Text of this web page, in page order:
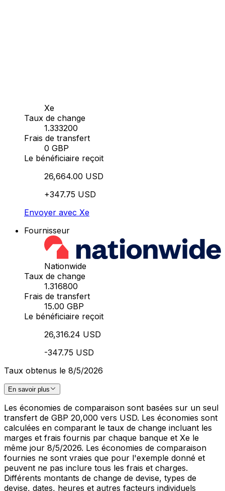
Xe
Taux de change
1.333200
Frais de transfert
0 GBP
Le bénéficiaire reçoit
26,664.00 USD
+347.75 USD
Envoyer avec Xe
Fournisseur
Nationwide
Taux de change
1.316800
Frais de transfert
15.00 GBP
Le bénéficiaire reçoit
26,316.24 USD
-347.75 USD
Taux obtenus le 8/5/2026
En savoir plus
Les économies de comparaison sont basées sur un seul
transfert de GBP 20,000 vers USD. Les économies sont
calculées en comparant le taux de change incluant les
marges et frais fournis par chaque banque et Xe le
même jour 8/5/2026. Les économies de comparaison
fournies ne sont vraies que pour l'exemple donné et
peuvent ne pas inclure tous les frais et charges.
Différents montants de change de devise, types de
devise, dates, heures et autres facteurs individuels